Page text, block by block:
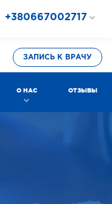
+380667002717
+380577002717
ЗАПИСЬ К ВРАЧУ
О НАС ОТЗЫВЫ